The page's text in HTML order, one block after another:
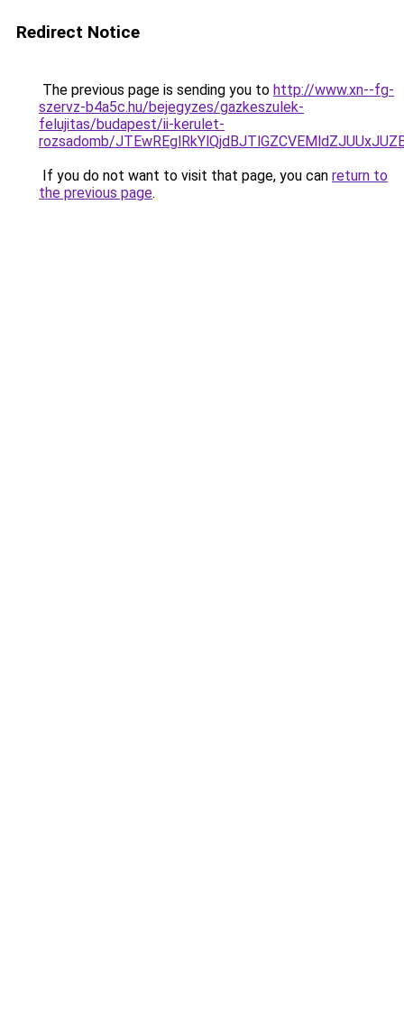
Redirect Notice
The previous page is sending you to http://www.xn--fg-
szervz-b4a5c.hu/bejegyzes/gazkeszulek-
felujitas/budapest/ii-kerulet-
rozsadomb/
If you do not want to visit that page, you can return to
the previous page.